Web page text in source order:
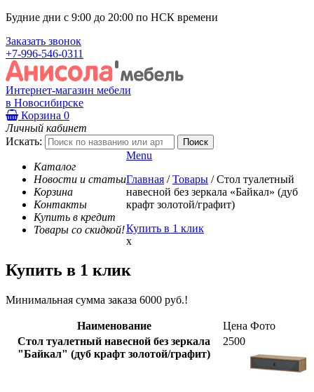
Будние дни с 9:00 до 20:00 по НСК времени
Заказать звонок
+7-996-546-0311
Интернет-магазин мебели
в Новосибирске
Корзина 0
Личный кабинет
Искать:
Каталог
Новости и статьи
Корзина
Контакты
Купить в кредит
Товары со скидкой!
Menu
Главная / Товары / Стол туалетный
навесной без зеркала «Байкал» (дуб
крафт золотой/графит)
Купить в 1 клик
x
Купить в 1 клик
Минимальная сумма заказа 6000 руб.!
Наименование Цена Фото
Стол туалетный навесной без зеркала
"Байкал" (дуб крафт золотой/графит)
2500